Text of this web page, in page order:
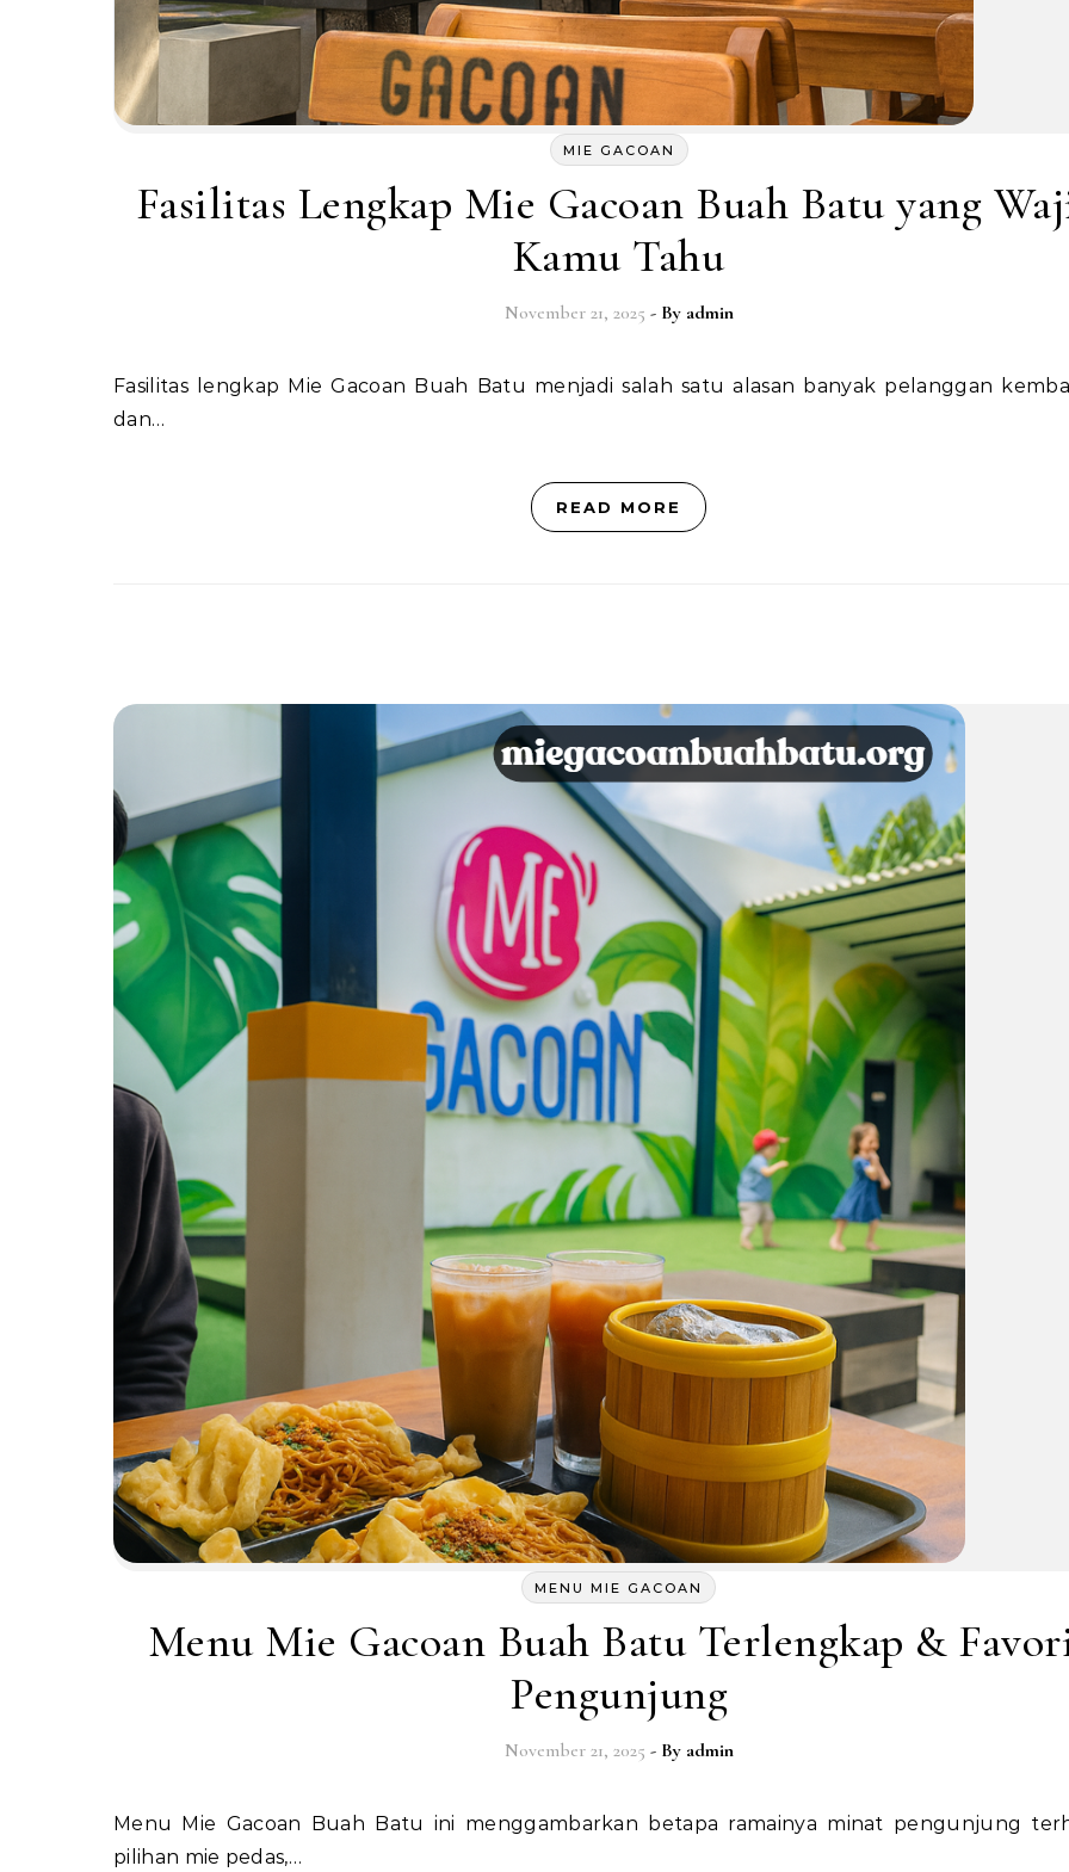
MIE GACOAN
Fasilitas Lengkap Mie Gacoan Buah Batu yang
Kamu Tahu
November 21, 2025 - By admin
Fasilitas lengkap Mie Gacoan Buah Batu menjadi salah satu alasan banyak pelanggan kembali lagi
dan…
READ MORE
MENU MIE GACOAN
Menu Mie Gacoan Buah Batu Terlengkap &
Pengunjung
November 21, 2025 - By admin
Menu Mie Gacoan Buah Batu ini menggambarkan betapa ramainya minat pengunjung terhadap
pilihan mie pedas,…
Temukan Lebih Banyak
Link cepat ke halaman lainnya